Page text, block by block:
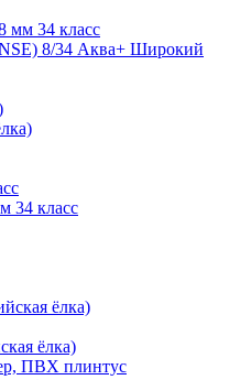
мм 34 класс
8/34 Аква+ Широкий
34 класс
ёлка)
ёлка)
ПВХ плинтус